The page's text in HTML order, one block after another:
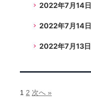
2022年7月14日
2022年7月14日
2022年7月13日
1 2 次へ »